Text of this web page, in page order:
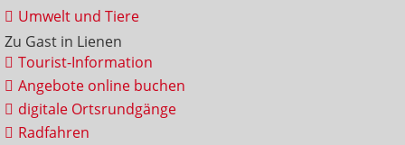
Umwelt und Tiere
Zu Gast in Lienen
Tourist-Information
Angebote online buchen
digitale Ortsrundgänge
Radfahren